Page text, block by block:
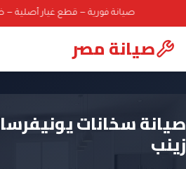
صيانة فورية — قطع غيار أصلية — ضمان 6 أشهر —
صيانة مصر
صيانة سخانات
زينب